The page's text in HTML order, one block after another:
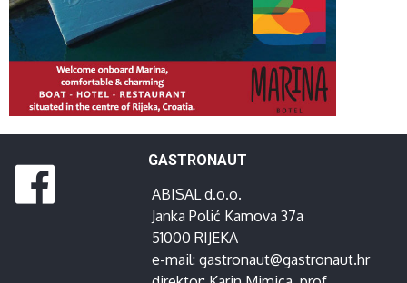
GASTRONAUT
ABISAL d.o.o.
Janka Polić Kamova 37a
51000 RIJEKA
e-mail: gastronaut@gastronaut.hr